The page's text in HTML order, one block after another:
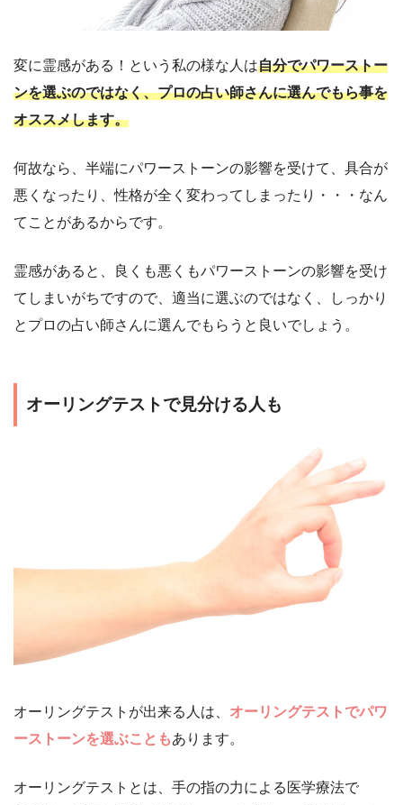
変に霊感がある！という私の様な人は自分でパワーストー
ンを選ぶのではなく、プロの占い師さんに選んでもら事を
オススメします。
何故なら、半端にパワーストーンの影響を受けて、具合が
悪くなったり、性格が全く変わってしまったり・・・なん
てことがあるからです。
霊感があると、良くも悪くもパワーストーンの影響を受け
てしまいがちですので、適当に選ぶのではなく、しっかり
とプロの占い師さんに選んでもらうと良いでしょう。
オーリングテストで見分ける人も
オーリングテストが出来る人は、 オーリングテストでパワ
ーストーンを選ぶこともあります。
オーリングテストとは、手の指の力による医学療法で